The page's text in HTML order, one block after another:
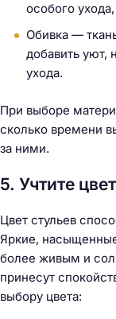
особого
Обивка —
добавить уют,
ухода.
При выборе
сколько времени
за ними.
5. Учтите
Цвет стульев
Яркие,
более живым и
принесут
выбору цвета: